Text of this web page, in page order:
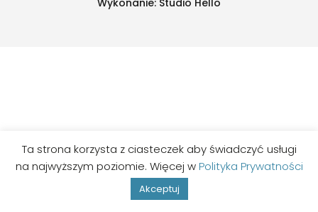
Wykonanie: Studio Hello
Ta strona korzysta z ciasteczek aby świadczyć usługi
na najwyższym poziomie. Więcej wPolityka Prywatności
Akceptuj